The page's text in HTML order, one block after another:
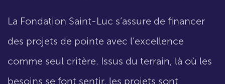
La Fondation Saint-Luc s’assure de financer
des projets de pointe avec l’excellence
comme seul critère. Issus du terrain, là où les
besoins se font sentir, les projets sont